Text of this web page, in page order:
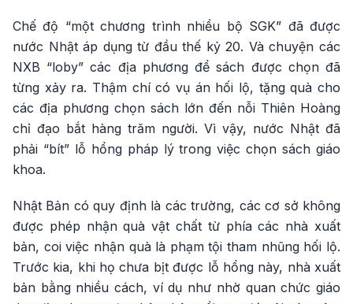
Chế độ “một chương trình nhiều bộ SGK” đã được
nước Nhật áp dụng từ đầu thế kỷ 20. Và chuyện các
NXB “loby” các địa phương để sách được chọn đã
từng xảy ra. Thậm chí có vụ án hối lộ, tặng quà cho
các địa phương chọn sách lớn đến nỗi Thiên Hoàng
chỉ đạo bắt hàng trăm người. Vì vậy, nước Nhật đã
phải “bít” lỗ hổng pháp lý trong việc chọn sách giáo
khoa.
Nhật Bản có quy định là các trường, các cơ sở không
được phép nhận quà vật chất từ phía các nhà xuất
bản, coi việc nhận quà là phạm tội tham nhũng hối lộ.
Trước kia, khi họ chưa bịt được lỗ hổng này, nhà xuất
bản bằng nhiều cách, ví dụ như nhờ quan chức giáo